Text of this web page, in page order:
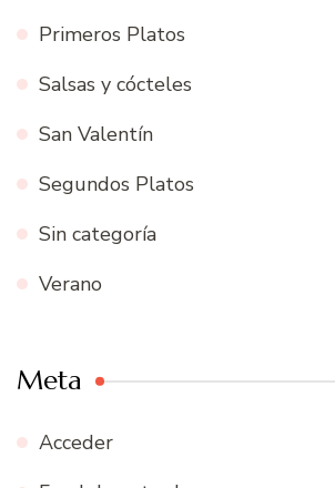
Primeros Platos
Salsas y cócteles
San Valentín
Segundos Platos
Sin categoría
Verano
Meta
Acceder